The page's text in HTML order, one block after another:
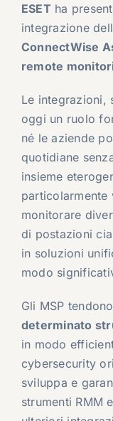
ESET ha
integrazione
ConnectWise
remote
Le integrazioni,
oggi un ruolo
né le aziende
quotidiane
insieme
monitorare
di postazioni
in soluzioni
modo
Gli MSP
determinato
in modo
cybersecurity
sviluppa e
strumenti RMM